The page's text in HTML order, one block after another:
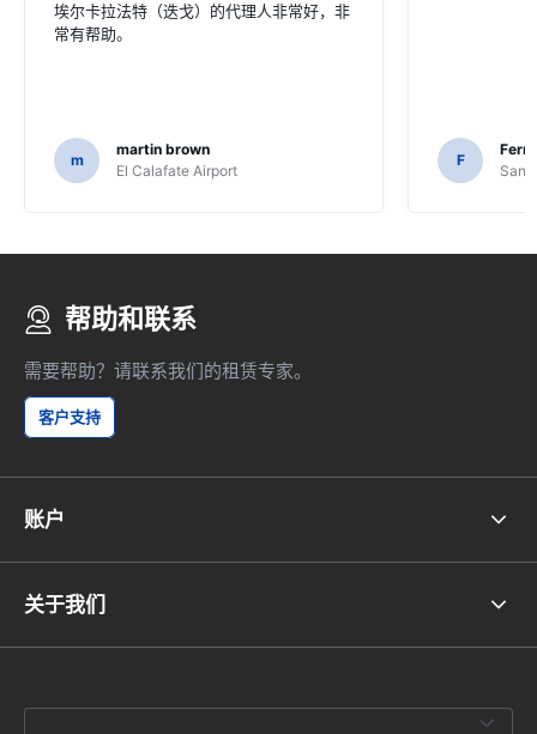
埃尔卡拉法特（迭戈）的代理人非常好，非
常有帮助。
m
martin brown
El Calafate Airport
F
帮助和联系
需要帮助？请联系我们的租赁专家。
客户支持
账户
关于我们